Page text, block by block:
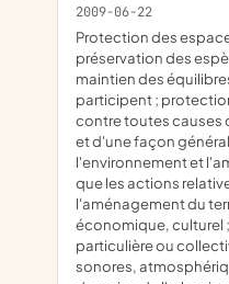
2009-06-22
protection des espaces naturels et des paysages,
préservation des
maintien des
participent ;
contre toutes causes
et d'une façon
l'environnement et
que les actions
l'aménagement du
économique, culturel
particulière ou
sonores,